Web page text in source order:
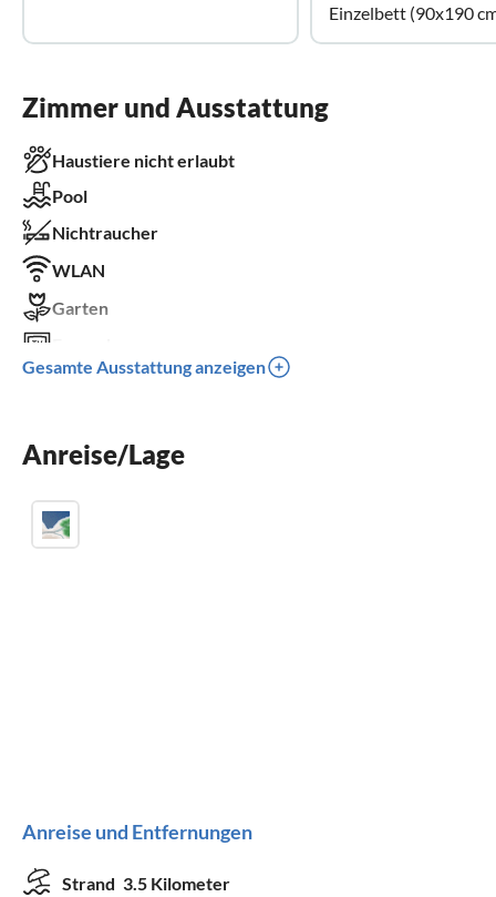
Einzelbett (90x190
Zimmer und Ausstattung
Haustiere nicht erlaubt
Pool
Nichtraucher
WLAN
Garten
Terrasse
Waschmaschine
Gesamte Ausstattung anzeigen
Anreise/Lage
Anreise und Entfernungen
Strand 3.5 Kilometer